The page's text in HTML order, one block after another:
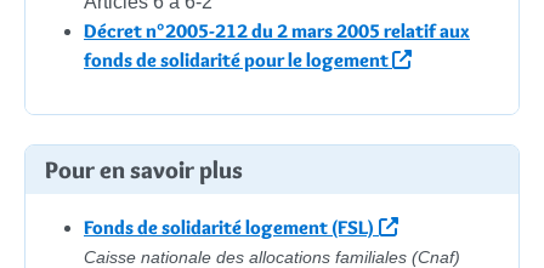
Décret n°2005-212 du 2 mars 2005 relatif aux
fonds de solidarité pour le logement
Pour en savoir plus
Fonds de solidarité logement (FSL)
Caisse nationale des allocations familiales (Cnaf)